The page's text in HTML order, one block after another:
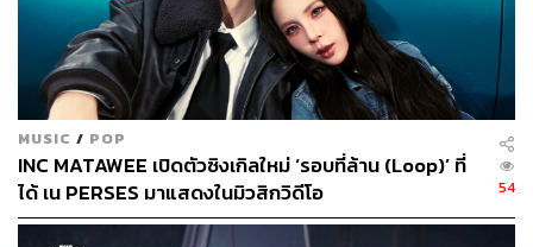
หลังจากเปิดโชว์เพลงแรกตามชื่อแฟนมีต ก็ต่อด้วยเพลงเดบิ
วต์ของวงนี้ คือไหวมั้ย (NEVER GIVE UP)เป็นครั้งแรกของ
MUSIC / POP
INC MATAWEE เปิดตัวซิงเกิลใหม่ ‘รอบที่ล้าน (Loop)’ ที่
ได้ เน PERSES มาแสดงในมิวสิกวิดีโอ
54